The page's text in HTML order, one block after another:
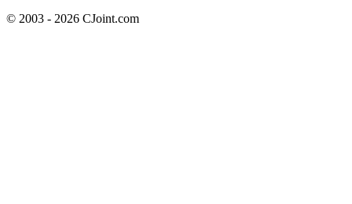
© 2003 - 2026 CJoint.com